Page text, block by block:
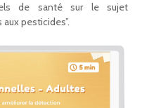
de santé sur le sujet
pesticides”.